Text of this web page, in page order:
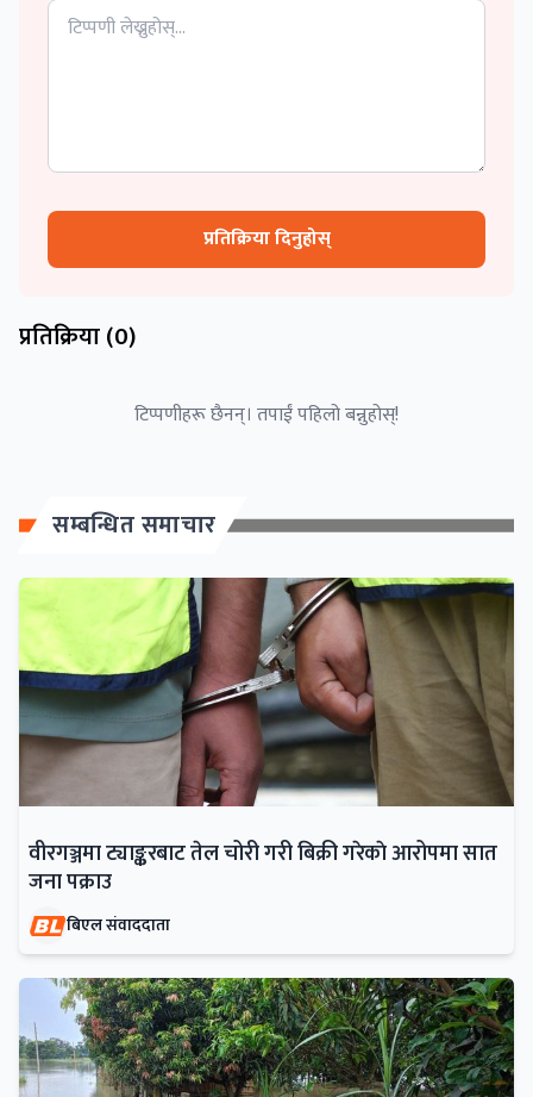
प्रतिक्रिया दिनुहोस्
प्रतिक्रिया (0)
टिप्पणीहरू छैनन्। तपाईं पहिलो बन्नुहोस्!
सम्बन्धित समाचार
वीरगञ्जमा ट्याङ्करबाट तेल चोरी गरी बिक्री गरेकाे आरोपमा सात
जना पक्राउ
बिएल संवाददाता